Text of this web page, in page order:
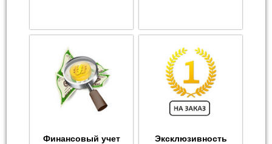
Финансовый учет Эксклюзивность